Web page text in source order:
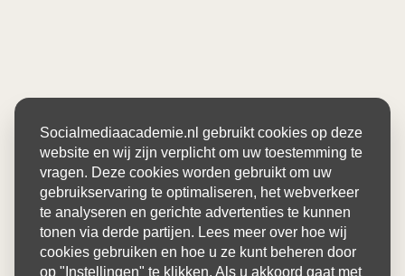
Socialmediaacademie.nl gebruikt cookies op deze
website en wij zijn verplicht om uw toestemming te
vragen. Deze cookies worden gebruikt om uw
gebruikservaring te optimaliseren, het webverkeer
te analyseren en gerichte advertenties te kunnen
tonen via derde partijen. Lees meer over hoe wij
cookies gebruiken en hoe u ze kunt beheren door
op "Instellingen" te klikken. Als u akkoord gaat met